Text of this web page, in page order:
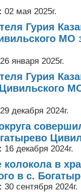
02 мая 2025г.
Гурия
МО
26 января 2025г.
Гурия
29 декабря 2024г.
16 декабря 2024г.
колокола в
в с.
30 сентября 2024г.